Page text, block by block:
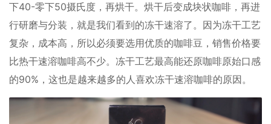
下40-零下50摄氏度，再烘干。烘干后变成块状咖啡，再进
行研磨与分装，就是我们看到的冻干速溶了。因为冻干工艺
复杂，成本高，所以必须要选用优质的咖啡豆，销售价格要
比热干速溶咖啡高不少。冻干工艺最高能还原咖啡原始口感
的90%，这也是越来越多的人喜欢冻干速溶咖啡的原因。